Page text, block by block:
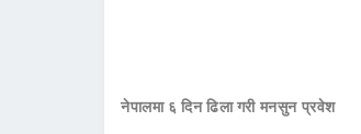
नेपालमा ६ दिन ढिला गरी मनसुन प्रवेश